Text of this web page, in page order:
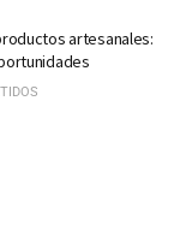
artesanales: